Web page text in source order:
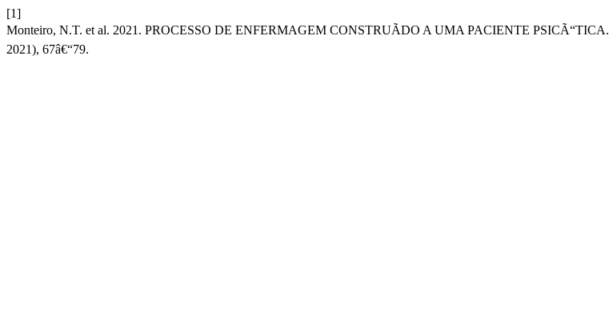
[1]
Monteiro, N.T. et al. 2021. PROCESSO DE ENFERMAGEM CONSTRUÃDO A UMA PACIENTE PSICÃ“TICA.
2021), 67â€“79.